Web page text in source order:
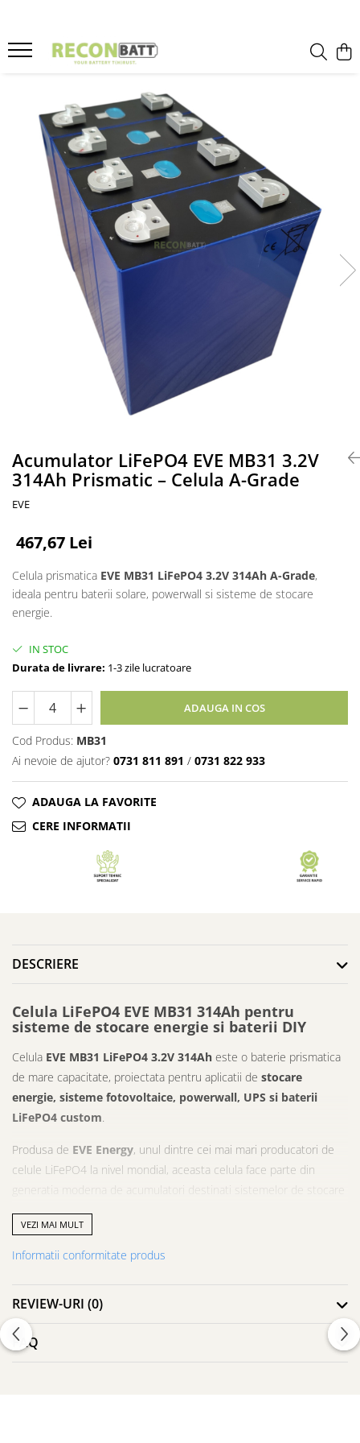
Produse
Baterie bicicleta/ trotineta electrica
Baterie sistem fotovoltaic
Baterie Utilaje Industriale
Baterie barca
Baterie rulota
Celule Li-ion
Celule LFP
Baterie masinute
Accesorii acumulatori
Suporti celule cilindrice Li-Ion
Carcase Baterii
Cabluri
Alte materiale
Piese de schimb
Motor BAFANG
Acumulator LiFePO4 EVE MB31 3.2V
314Ah Prismatic – Celula A-Grade
EVE
467,67 Lei
Celula prismatica EVE MB31 LiFePO4 3.2V 314Ah A-Grade,
ideala pentru baterii solare, powerwall si sisteme de stocare
energie.
IN STOC
Durata de livrare: 1-3 zile lucratoare
ADAUGA IN COS
Cod Produs: MB31
Ai nevoie de ajutor? 0731 811 891 / 0731 822 933
ADAUGA LA FAVORITE
CERE INFORMATII
DESCRIERE
Celula LiFePO4 EVE MB31 314Ah pentru
sisteme de stocare energie si baterii DIY
Celula EVE MB31 LiFePO4 3.2V 314Ah este o baterie prismatica
de mare capacitate, proiectata pentru aplicatii de stocare
energie, sisteme fotovoltaice, powerwall, UPS si baterii
LiFePO4 custom.
Produsa de EVE Energy, unul dintre cei mai mari producatori de
celule LiFePO4 la nivel mondial, aceasta celula face parte din
generatia moderna de acumulatori destinati sistemelor de stocare
energie rezidentiale si industriale.
3.2V , modelulMB31permite constructia bateriilor de mare
capacitate pentru:
sisteme fotovoltaice off-grid
stocare energie pentru locuinte
baterii powerwall
VEZI MAI MULT
Informatii conformitate produs
REVIEW-URI (0)
FAQ